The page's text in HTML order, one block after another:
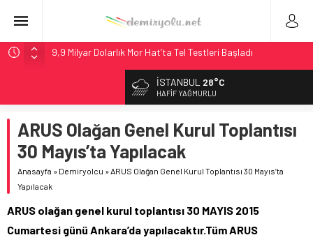
9,9 Milyar Dolarlık Mor Hat’ta Tel Testleri Başladı
Utah’ta 31 Milyon Dolarlık Proje Trafik Çilesini Bitiriyor
Wabtec Brezilya’da 1 Milyar Real’lik PTC Anlaşmasını 2031’e
Kadar Tamamlayacak
ABD’de CREATE Programı 72,4 Milyon Dolarlık Alt Geçidi
Başlattı
Stadler, Austin’e 21 CITYLINK Hafif Raylı Aracı Tedarik
Edecek
İSTANBUL 28°C
HAFIF YAĞMURLU
ARUS Olağan Genel Kurul Toplantısı
30 Mayıs’ta Yapılacak
Anasayfa » Demiryolcu »ARUS Olağan Genel Kurul Toplantısı 30 Mayıs’ta
Yapılacak
ARUS olağan genel kurul toplantısı 30 MAYIS 2015
Cumartesi günü Ankara’da yapılacaktır.Tüm ARUS